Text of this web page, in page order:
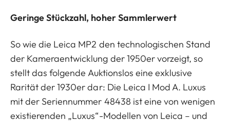
Geringe Stückzahl, hoher Sammlerwert
So wie die Leica MP2 den technologischen Stand
der Kameraentwicklung der 1950er vorzeigt, so
stellt das folgende Auktionslos eine exklusive
Rarität der 1930er dar: Die Leica I Mod A. Luxus
mit der Seriennummer 48438 ist eine von wenigen
existierenden „Luxus“-Modellen von Leica – und